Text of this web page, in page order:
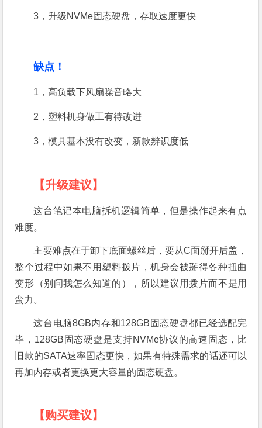
3，升级NVMe固态硬盘，存取速度更快
缺点！
1，高负载下风扇噪音略大
2，塑料机身做工有待改进
3，模具基本没有改变，新款辨识度低
【升级建议】
这台笔记本电脑拆机逻辑简单，但是操作起来有点
难度。
主要难点在于卸下底面螺丝后，要从C面掰开后盖，
整个过程中如果不用塑料拨片，机身会被掰得各种扭曲
变形（别问我怎么知道的），所以建议用拨片而不是用
蛮力。
这台电脑8GB内存和128GB固态硬盘都已经选配完
毕，128GB固态硬盘是支持NVMe协议的高速固态，比
旧款的SATA速率固态更快，如果有特殊需求的话还可以
再加内存或者更换更大容量的固态硬盘。
【购买建议】